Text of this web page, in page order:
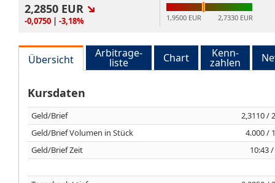
2,2850 EUR
-0,0750 | -3,18% 1,9500 EUR 2,7330 EUR
Übersicht Arbitrage-
liste Chart Kenn-
zahlen
Kursdaten
Geld/Brief
2,3110 /
Geld/Brief Volumen in Stück
4.000 /
Geld/Brief Zeit
10:43